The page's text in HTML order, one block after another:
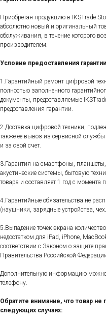
Приобретая продукцию в IKSTrade
абсолютно новый и оригинальный
обслуживания, в течение которого
производителем.
Условие предоставления
1.Гарантийный ремонт цифровой
полностью заполненного
документы, предоставляемые
предоставления гарантии.
2.Доставка цифровой техники,
также её вывоз из сервисной
и за свой счет.
3.Гарантия на смартфоны,
акустические системы, бытовую
товара и составляет 1 год с момента
4.Гарантийные обязательства не
(наушники, зарядные устройства,
5.Выпадение точек экрана
недостатком для iPad, iPhone,
соответствии с Законом о защите
Правительства Российской
Дополнительную информацию
телефону.
Обратите внимание, что товар
следующих случаях: